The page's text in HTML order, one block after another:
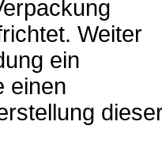
Weiter
ein
einen